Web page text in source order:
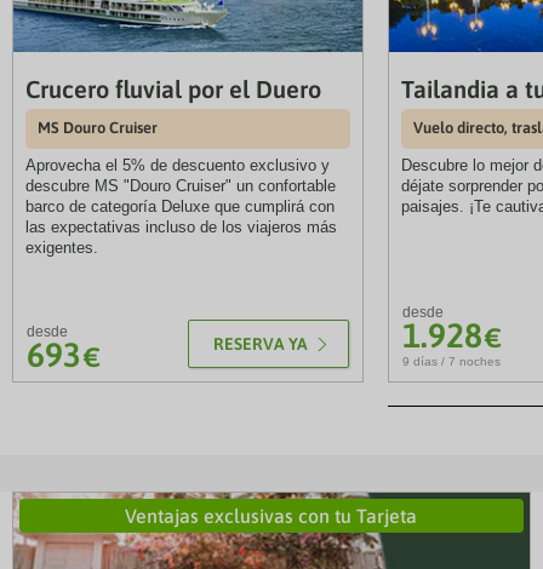
Crucero fluvial por el Duero
MS Douro Cruiser
Aprovecha el 5% de descuento exclusivo y
descubre MS "Douro Cruiser" un confortable
barco de categoría Deluxe que cumplirá con
las expectativas incluso de los viajeros más
exigentes.
desde
693€ RESERVA YA
Tailandia a
Vuelo directo,
Descubre lo mejor
déjate sorprender
paisajes. ¡Te
desde
1.928€
9 días / 7 noches
Ventajas exclusivas con tu Tarjeta